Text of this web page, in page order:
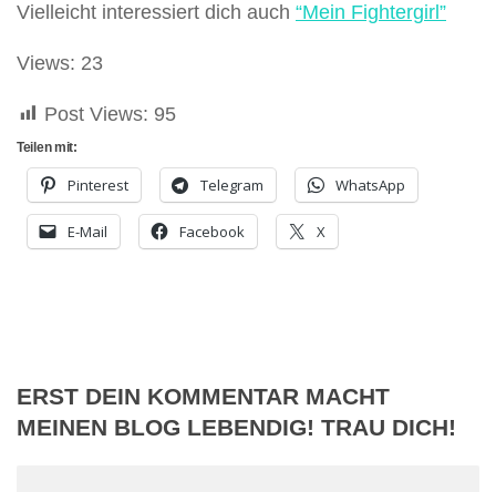
Vielleicht interessiert dich auch “Mein Fightergirl”
Views: 23
Post Views: 95
Teilen mit:
Pinterest Telegram WhatsApp
E-Mail Facebook X
ERST DEIN KOMMENTAR MACHT
MEINEN BLOG LEBENDIG! TRAU DICH!